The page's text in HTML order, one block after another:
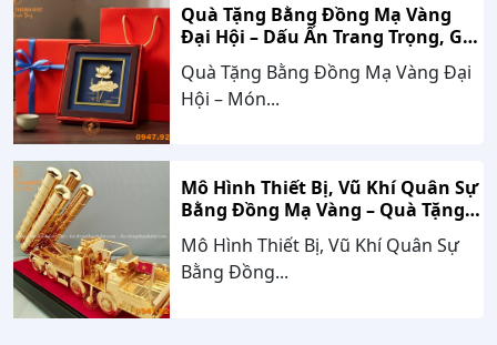
Quà Tặng Bằng Đồng Mạ Vàng
Đại Hội – Dấu Ấn Trang Trọng, Giá
Trị Bền Vững Theo Thời Gian
Quà Tặng Bằng Đồng Mạ Vàng Đại
Hội – Món...
Mô Hình Thiết Bị, Vũ Khí Quân Sự
Bằng Đồng Mạ Vàng – Quà Tặng
Cao Cấp Mang Dấu Ấn Sức Mạnh
Và Niềm Tự Hào Dân Tộc
Mô Hình Thiết Bị, Vũ Khí Quân Sự
Bằng Đồng...